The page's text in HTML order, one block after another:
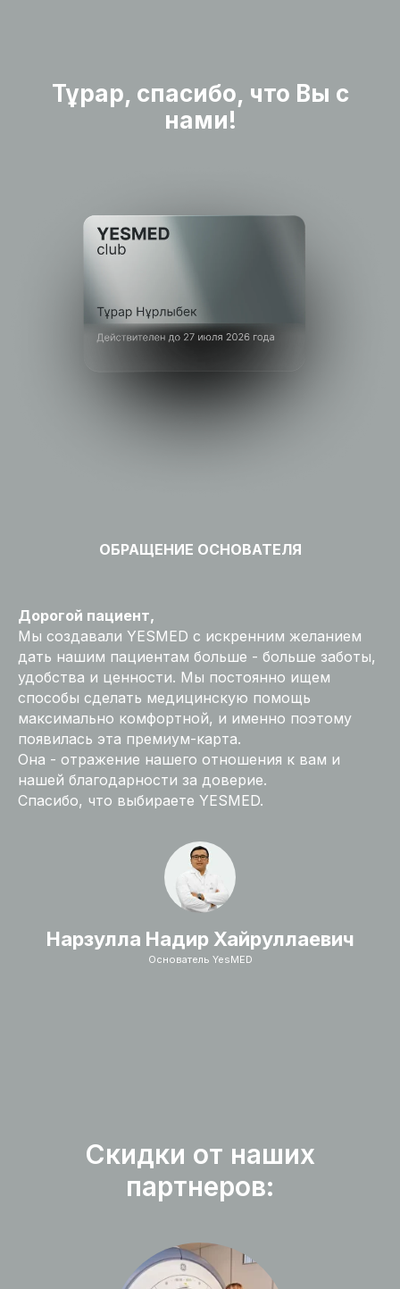
Тұрар, cпасибо, что Вы с
нами!
ОБРАЩЕНИЕ ОСНОВАТЕЛЯ
Дорогой пациент,
Мы создавали YESMED с искренним желанием
дать нашим пациентам больше - больше заботы,
удобства и ценности. Мы постоянно ищем
способы сделать медицинскую помощь
максимально комфортной, и именно поэтому
появилась эта премиум-карта.
Она - отражение нашего отношения к вам и
нашей благодарности за доверие.
Спасибо, что выбираете YESMED.
Нарзулла Надир Хайруллаевич
Основатель YesMED
Скидки от наших
партнеров: